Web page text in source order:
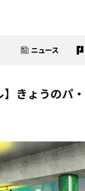
ニュース
きょうのパ